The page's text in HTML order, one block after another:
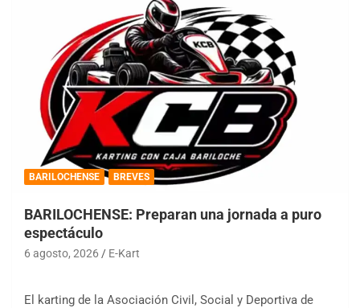
BARILOCHENSE BREVES
BARILOCHENSE: Preparan una jornada a puro
espectáculo
6 agosto, 2026 E-Kart
El karting de la Asociación Civil, Social y Deportiva de